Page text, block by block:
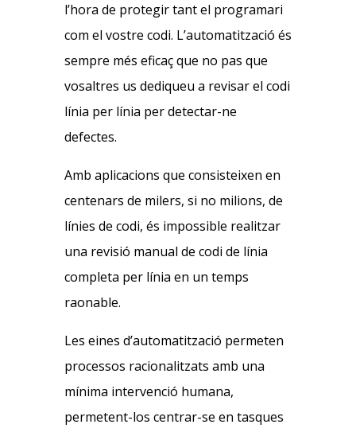
l’hora de protegir tant el programari
com el vostre codi. L’automatització és
sempre més eficaç que no pas que
vosaltres us dediqueu a revisar el codi
línia per línia per detectar-ne
defectes.
Amb aplicacions que consisteixen en
centenars de milers, si no milions, de
línies de codi, és impossible realitzar
una revisió manual de codi de línia
completa per línia en un temps
raonable.
Les eines d’automatització permeten
processos racionalitzats amb una
mínima intervenció humana,
permetent-los centrar-se en tasques